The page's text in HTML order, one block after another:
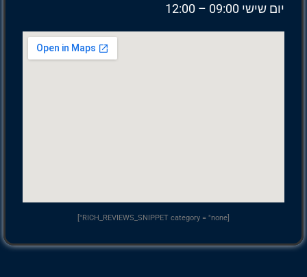
יום שישי 09:00 – 12:00
[RICH_REVIEWS_SNIPPET category = "none"]